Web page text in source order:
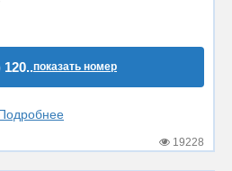
120..показать номер
19228